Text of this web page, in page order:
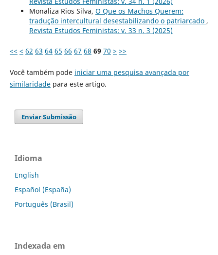
Monaliza Rios Silva, O Que os Machos Querem:
tradução intercultural desestabilizando o patriarcado ,
Revista Estudos Feministas: v. 33 n. 3 (2025)
<< < 62 63 64 65 66 67 68 69 70 > >>
Você também pode iniciar uma pesquisa avançada por
similaridadepara este artigo.
Enviar Submissão
Idioma
English
Español (España)
Português (Brasil)
Indexada em